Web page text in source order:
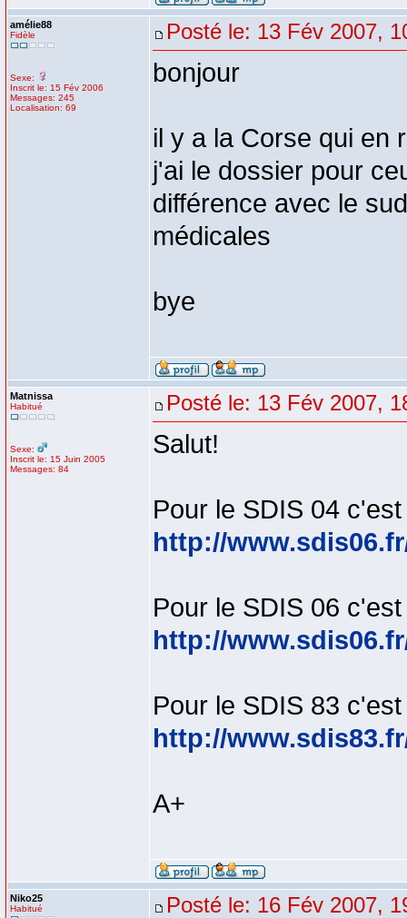
amélie88
Fidèle
Sexe:
Inscrit le: 15 Fév 2006
Messages: 245
Localisation: 69
Posté le: 13 Fév 2007,
bonjour
il y a la Corse qui en
j'ai le dossier pour
différence avec le
médicales
bye
Matnissa
Habitué
Sexe:
Inscrit le: 15 Juin 2005
Messages: 84
Posté le: 13 Fév 2007,
Salut!
Pour le SDIS 04
http://
Pour le SDIS 06
http://
Pour le SDIS 83
http://
A+
Niko25
Habitué Posté le: 16 Fév 2007,